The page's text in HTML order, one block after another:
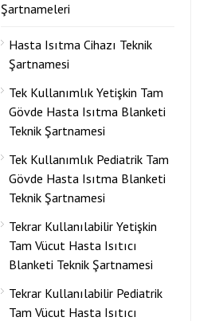
Şartnameleri
Hasta Isıtma Cihazı Teknik
Şartnamesi
Tek Kullanımlık Yetişkin Tam
Gövde Hasta Isıtma Blanketi
Teknik Şartnamesi
Tek Kullanımlık Pediatrik Tam
Gövde Hasta Isıtma Blanketi
Teknik Şartnamesi
Tekrar Kullanılabilir Yetişkin
Tam Vücut Hasta Isıtıcı
Blanketi Teknik Şartnamesi
Tekrar Kullanılabilir Pediatrik
Tam Vücut Hasta Isıtıcı